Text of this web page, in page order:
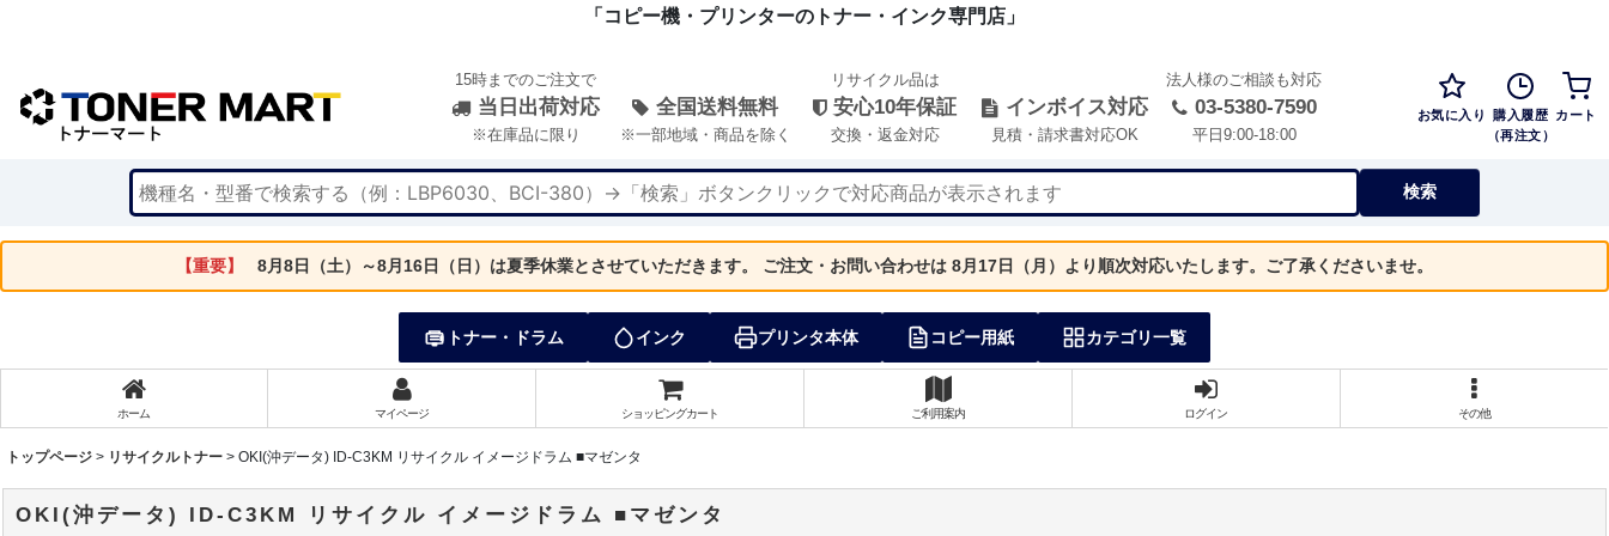
「コピー機・プリンターのトナー・インク専門店」
15時までのご注文で
当日出荷対応
※在庫品に限り
全国送料無料
※一部地域・商品を除く
リサイクル品は
安心10年保証
交換・返金対応
インボイス対応
見積・請求書対応OK
法人様のご相談も対応
03-5380-7590
平日9:00-18:00
お気に入り 購入履歴
（再注文）
カート
検索
【重要】 8月8日（土）～8月16日（日）は夏季休業とさせていただきます。 ご注文・お問い合わせは 8月17日（月）より順次対応いたします。ご了承くださいませ。
トナー・ドラム インク プリンタ本体 コピー用紙 カテゴリ一覧
ホーム マイページ ショッピングカート ご利用案内 ログイン その他
トップページ > リサイクルトナー > OKI(沖データ) ID-C3KM リサイクル イメージドラム ■マゼンタ
OKI(沖データ) ID-C3KM リサイクル イメージドラム ■マゼンタ